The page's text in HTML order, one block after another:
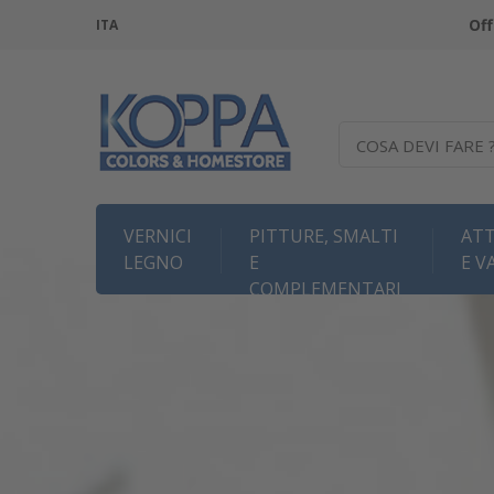
ITA
COSA DEVI FARE
VERNICI
LEGNO
PITTURE, SMALTI
E
COMPLEMENTARI
E